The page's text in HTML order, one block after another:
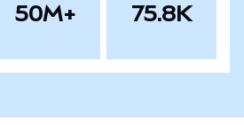
50M+ 75.8K